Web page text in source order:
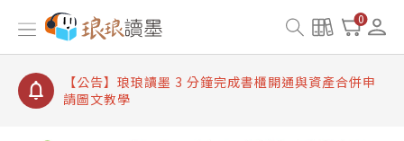
0
【公告】琅琅讀墨書櫃開通常見問題
【公告】琅琅讀墨 3 分鐘完成書櫃開通與資產合併申
【公告】琅琅書店服務升級重要說明及資產合併結果
查詢